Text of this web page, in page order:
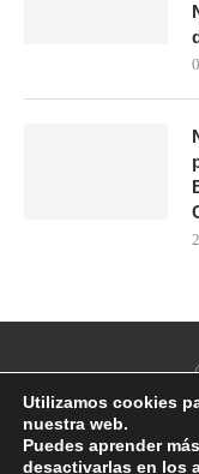
@2021 - All Right
Utilizamos cookies
nuestra web.
Puedes aprender
desactivarlas en los